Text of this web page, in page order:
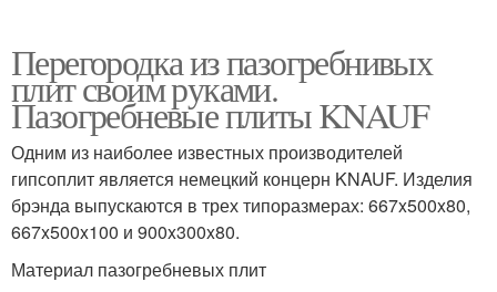
Перегородка из пазогребнивых
плит своим руками.
Пазогребневые плиты KNAUF
Одним из наиболее известных производителей
гипсоплит является немецкий концерн KNAUF. Изделия
брэнда выпускаются в трех типоразмерах: 667x500x80,
667x500x100 и 900x300x80.
Материал пазогребневых плит